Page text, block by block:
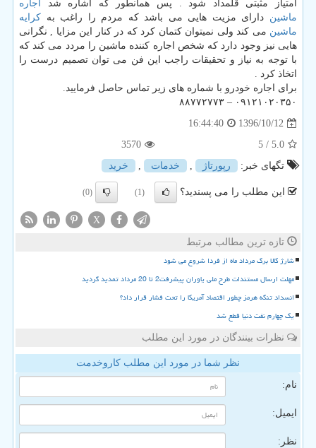
امتیاز مثبتی قلمداد شود . پس همانطور که اشاره شد اجاره
ماشین دارای مزیت هایی می باشد که مردم را راغب به کرایه
ماشین می کند ولی نمیتوان کتمان کرد که در کنار این مزایا , نگرانی
هایی نیز وجود دارد که شخص اجاره کننده ماشین را مردد می کند که
با توجه به نیاز و تحقیقات راجب این فن می توان تصمیم درست را
اتخاذ کرد .
برای اجاره خودرو با شماره های زیر تماس حاصل فرمایید.
۰۹۱۲۱۰۲۰۳۵۰ – ۸۸۷۷۲۷۷۳
1396/10/12
16:44:40
5.0
/ 5
3570
تگهای خبر:
رپورتاژ , خدمات , خرید
این مطلب را می پسندید؟ (1)
(0)
X
تازه ترین مطالب مرتبط
شارژ کالا برگ مرداد ماه از فردا شروع می شود
مهلت ارسال مستندات طرح ملی یاوران پیشرفت2 تا 20 مرداد تمدید گردید
انسداد تنگه هرمز چطور اقتصاد آمریکا را تحت فشار قرار داد؟
یک چهارم نفت دنیا قطع شد
نظرات بینندگان در مورد این مطلب
نظر شما در مورد این مطلب کاروخدمت
نام:
ایمیل:
نظر: